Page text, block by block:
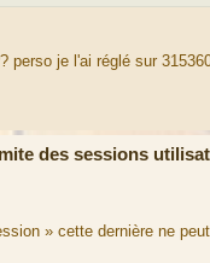
perso je l'ai réglé sur
des sessions
» cette dernière ne